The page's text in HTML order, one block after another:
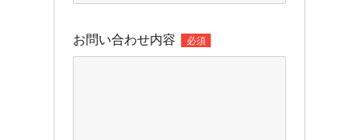
お問い合わせ内容 必須